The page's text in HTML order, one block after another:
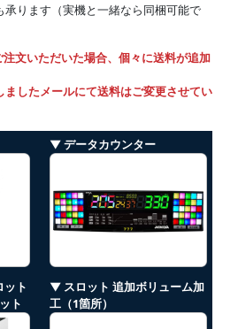
ります（実機と一緒なら同梱可能で
文いただいた場合、個々に送料が追加
したメールにて送料はご変更させてい
▼ データカウンター
ト
ト
▼ スロット 追加ボリューム加
工（1箇所）